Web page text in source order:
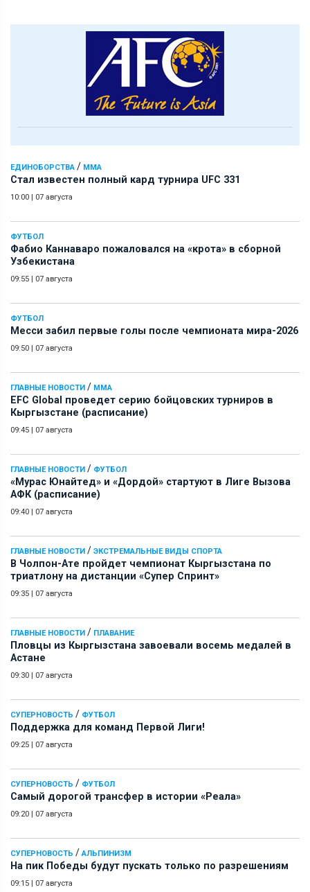
ЕДИНОБОРСТВА / ММА
Стал известен полный кард турнира UFC 331
10:00 | 07 августа
ФУТБОЛ
Фабио Каннаваро пожаловался на «крота» в сборной
Узбекистана
09:55 | 07 августа
ФУТБОЛ
Месси забил первые голы после чемпионата мира-2026
09:50 | 07 августа
ГЛАВНЫЕ НОВОСТИ / ММА
EFC Global проведет серию бойцовских турниров в
Кыргызстане (расписание)
09:45 | 07 августа
ГЛАВНЫЕ НОВОСТИ / ФУТБОЛ
«Мурас Юнайтед» и «Дордой» стартуют в Лиге Вызова
АФК (расписание)
09:40 | 07 августа
ГЛАВНЫЕ НОВОСТИ / ЭКСТРЕМАЛЬНЫЕ ВИДЫ СПОРТА
В Чолпон-Ате пройдет чемпионат Кыргызстана по
триатлону на дистанции «Супер Спринт»
09:35 | 07 августа
ГЛАВНЫЕ НОВОСТИ / ПЛАВАНИЕ
Пловцы из Кыргызстана завоевали восемь медалей в
Астане
09:30 | 07 августа
СУПЕРНОВОСТЬ / ФУТБОЛ
Поддержка для команд Первой Лиги!
09:25 | 07 августа
СУПЕРНОВОСТЬ / ФУТБОЛ
Самый дорогой трансфер в истории «Реала»
09:20 | 07 августа
СУПЕРНОВОСТЬ / АЛЬПИНИЗМ
На пик Победы будут пускать только по разрешениям
09:15 | 07 августа